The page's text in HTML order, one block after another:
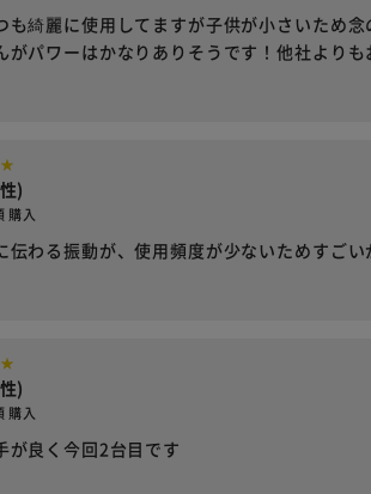
も綺麗に使用してますが子供が小さいため
がパワーはかなりありそうです！他社より
)
購入
伝わる振動が、使用頻度が少ないためすご
)
購入
が良く今回2台目です